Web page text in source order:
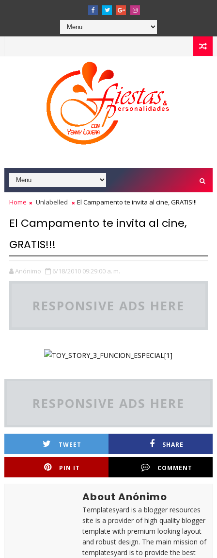
Home Unlabelled El Campamento te invita al cine, GRATIS!!!
El Campamento te invita al cine,
GRATIS!!!
Anónimo 6/18/2010 09:29:00 a. m.
RESPONSIVE ADS HERE
RESPONSIVE ADS HERE
TWEET SHARE
PIN IT COMMENT
About Anónimo
Templatesyard is a blogger resources
site is a provider of high quality blogger
template with premium looking layout
and robust design. The main mission of
templatesyard is to provide the best